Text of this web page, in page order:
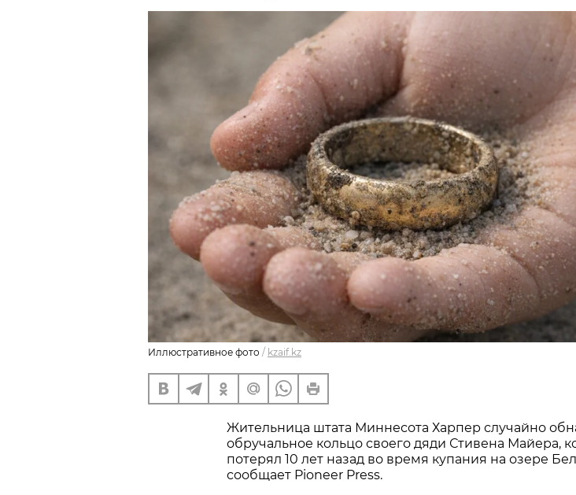
Иллюстративное фото / kzaif.kz
Жительница штата Миннесота Харпер случайно
обручальное кольцо своего дяди Стивена Майера,
потерял 10 лет назад во время купания на озере
сообщает Pioneer Press.